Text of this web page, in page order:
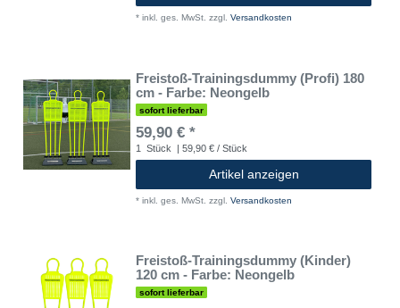
* inkl. ges. MwSt. zzgl. Versandkosten
Freistoß-Trainingsdummy (Profi) 180
cm - Farbe: Neongelb
sofort lieferbar
59,90 € *
1 Stück | 59,90 € / Stück
Artikel anzeigen
* inkl. ges. MwSt. zzgl. Versandkosten
Freistoß-Trainingsdummy (Kinder)
120 cm - Farbe: Neongelb
sofort lieferbar